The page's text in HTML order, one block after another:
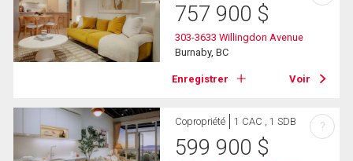
757 900 $
303-3633 Willingdon Avenue
Burnaby, BC
Enregistrer Voir
Copropriété 1 CAC , 1 SDB
599 900 $
?